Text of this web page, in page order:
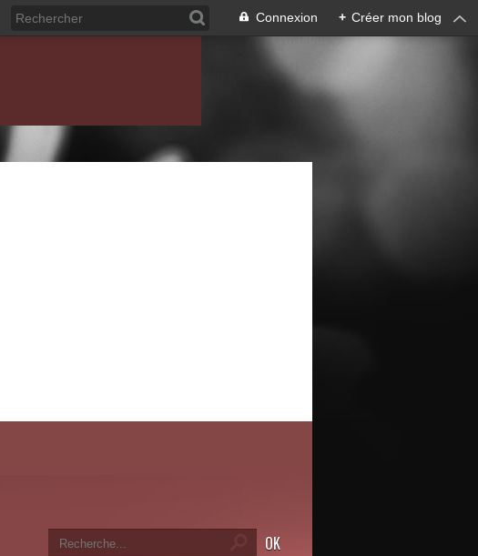
Connexion + Créer mon blog